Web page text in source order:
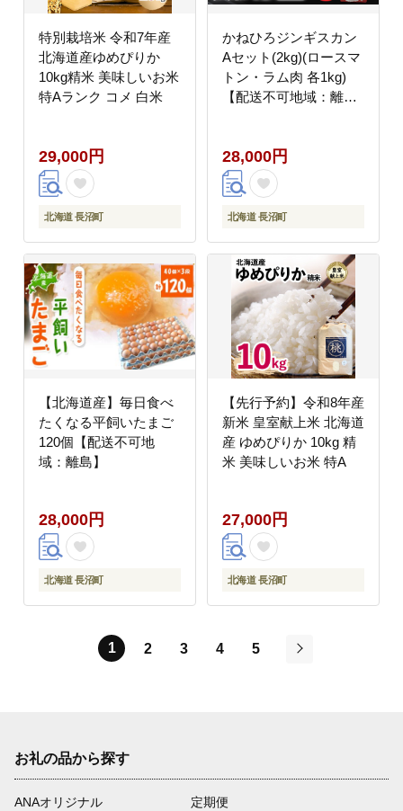
特別栽培米 令和7年産
北海道産ゆめぴりか
10kg精米 美味しいお米
特Aランク コメ 白米
29,000円
北海道 長沼町
かねひろジンギスカン
Aセット(2kg)(ロースマ
トン・ラム肉 各1kg)
【配送不可地域：離
28,000円
北海道 長沼町
【北海道産】毎日食べ
たくなる平飼いたまご
120個【配送不可地
域：離島】
28,000円
北海道 長沼町
【先行予約】令和8年産
新米 皇室献上米 北海道
産 ゆめぴりか 10kg 精
米 美味しいお米 特A
27,000円
北海道 長沼町
1 2 3 4
5
お礼の品から探す
ANAオリジナル
定期便